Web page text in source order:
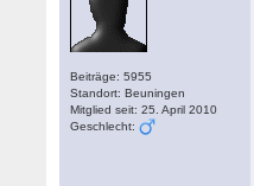
Beiträge: 5955
Standort: Beuningen
Mitglied seit: 25. April 2010
Geschlecht: